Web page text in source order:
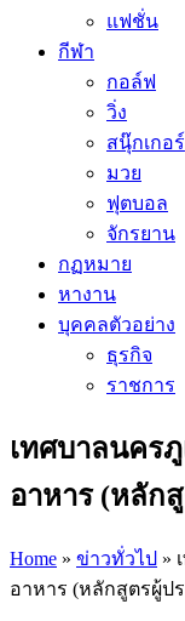
แฟชั่น
กีฬา
กอล์ฟ
วิ่ง
สนุ๊กเกอร์
มวย
ฟุตบอล
จักรยาน
กฏหมาย
หางาน
บุคคลตัวอย่าง
ธุรกิจ
ราชการ
เทศบาลนคร
อาหาร (หลัก
Home » ข่าวทั่วไป »
อาหาร (หลักสูตรผู้ป